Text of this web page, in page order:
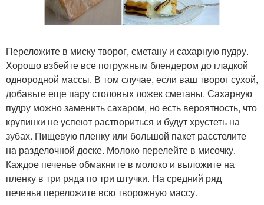
Переложите в миску творог, сметану и сахарную пудру.
Хорошо взбейте все погружным блендером до гладкой
однородной массы. В том случае, если ваш творог сухой,
добавьте еще пару столовых ложек сметаны. Сахарную
пудру можно заменить сахаром, но есть вероятность, что
крупинки не успеют раствориться и будут хрустеть на
зубах. Пищевую пленку или большой пакет расстелите
на разделочной доске. Молоко перелейте в мисочку.
Каждое печенье обмакните в молоко и выложите на
пленку в три ряда по три штучки. На средний ряд
печенья переложите всю творожную массу.